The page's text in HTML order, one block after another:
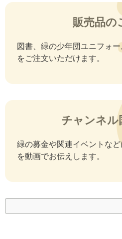
販売品の
図書、緑の少年団ユニフォ
をご注文いただけます。
チャンネル
緑の募金や関連イベントな
を動画でお伝えします。